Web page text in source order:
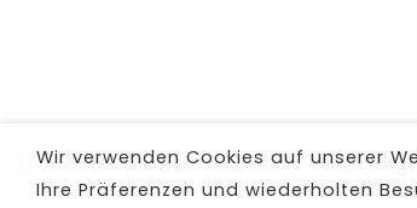
© 2023HS MODE -MADE WITH BY
Wir verwenden Cookies auf unserer
Ihre Präferenzen und wiederholten